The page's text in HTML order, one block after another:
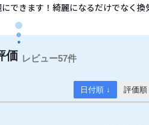
できます！綺麗になるだけでなく換
57件
日付順 ↓ 評価順